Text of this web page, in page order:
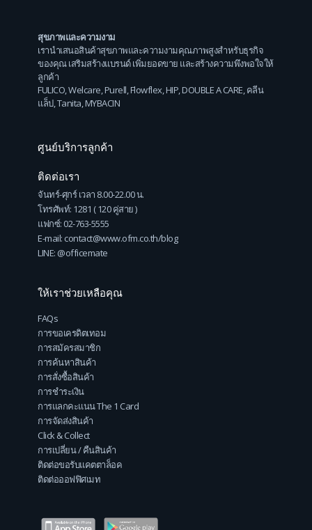
สุขภาพและความงาม
เรานำเสนอสินค้าสุขภาพและความงามคุณภาพสูงสำหรับธุรกิจ
ของคุณ เสริมสร้างแบรนด์ เพิ่มยอดขาย และสร้างความพึงพอใจให้
ลูกค้า
FULICO,Welcare,Purell,Flowflex,HIP,DOUBLE A CARE,คลีน
แล็ป,Tanita,MYBACIN
ศูนย์บริการลูกค้า
ติดต่อเรา
จันทร์-ศุกร์ เวลา 8.00-22.00 น.
โทรศัพท์: 1281 ( 120 คู่สาย )
แฟกซ์: 02-763-5555
E-mail: contact@www.ofm.co.th/blog
LINE: @officemate
ให้เราช่วยเหลือคุณ
FAQs
การขอเครดิตเทอม
การสมัครสมาชิก
การค้นหาสินค้า
การสั่งซื้อสินค้า
การชำระเงิน
การแลกคะแนน The 1 Card
การจัดส่งสินค้า
Click & Collect
การเปลี่ยน / คืนสินค้า
ติดต่อขอรับแคตตาล็อค
ติดต่อออฟฟิศเมท